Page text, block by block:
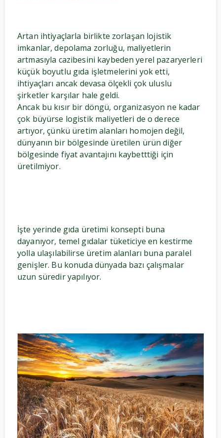
Artan ihtiyaçlarla birlikte zorlaşan lojistik
imkanlar, depolama zorluğu, maliyetlerin
artmasıyla cazibesini kaybeden yerel pazaryerleri
küçük boyutlu gıda işletmelerini yok etti,
ihtiyaçları ancak devasa ölçekli çok uluslu
şirketler karşılar hale geldi.
Ancak bu kısır bir döngü, organizasyon ne kadar
çok büyürse logistik maliyetleri de o derece
artıyor, çünkü üretim alanları homojen değil,
dünyanın bir bölgesinde üretilen ürün diğer
bölgesinde fiyat avantajını kaybetttiği için
üretilmiyor.
İşte yerinde gıda üretimi konsepti buna
dayanıyor, temel gıdalar tüketiciye en kestirme
yolla ulaşılabilirse üretim alanları buna paralel
genişler. Bu konuda dünyada bazı çalışmalar
uzun süredir yapılıyor.